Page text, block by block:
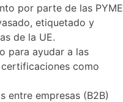
por parte de las PYME
etiquetado y
de la UE.
para ayudar a las
como
entre empresas (B2B)